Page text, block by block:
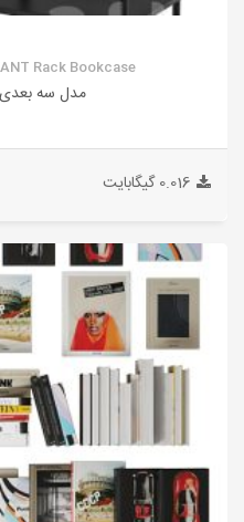
Rack Bookcase
مدل سه بعدی
0.016 گیگابایت